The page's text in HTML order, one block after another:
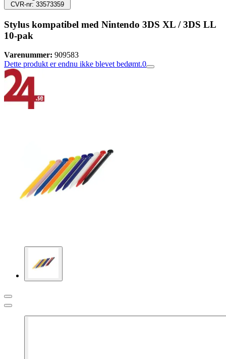
CVR-nr: 33573359
Stylus kompatibel med Nintendo 3DS XL / 3DS LL
10-pak
Varenummer: 909583
Dette produkt er endnu ikke blevet bedømt.0